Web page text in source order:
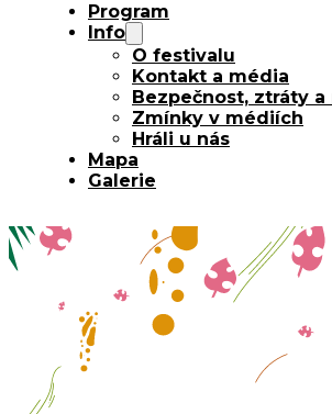
Program
Info
O festivalu
Kontakt a média
Bezpečnost, ztráty a
Zmínky v médiích
Hráli u nás
Mapa
Galerie